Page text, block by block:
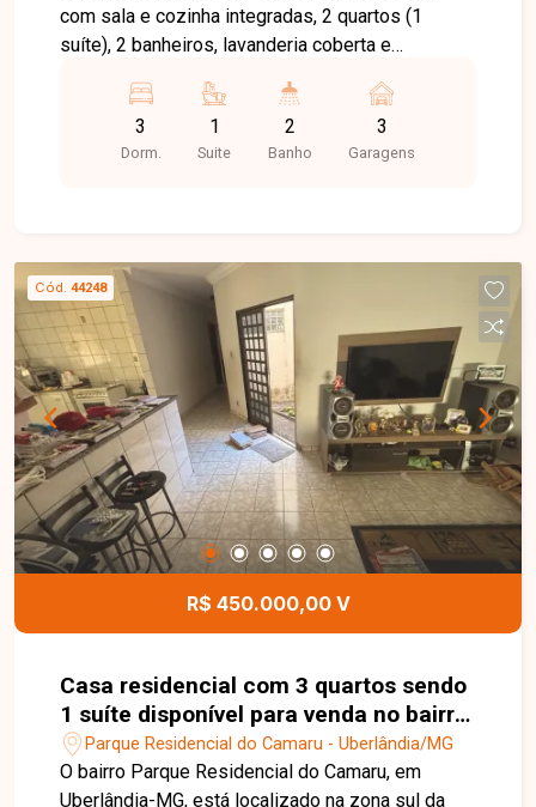
com sala e cozinha integradas, 2 quartos (1
suíte), 2 banheiros, lavanderia coberta e
para 3 carros e infraestrutura para aquecimento
3
Dorm.
1
Suite
2
Banho
3
Garagens
Cód. 44248
R$ 450.000,00 V
Casa residencial com 3 quartos sendo
1 suíte disponível para venda no bairro
Parque Residencial do Camaru em
Uberlândia-MG
Parque Residencial do Camaru - Uberlândia/MG
O bairro Parque Residencial do Camaru, em
Uberlândia-MG, está localizado na zona sul da